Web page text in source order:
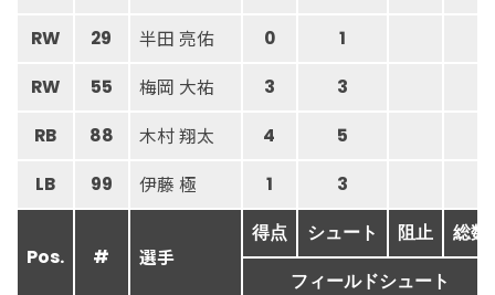
RW 29 半田 亮佑 0 1
RW 55 梅岡 大祐 3 3
RB 88 木村 翔太 4 5
LB 99 伊藤 極 1 3
Pos. # 選手
得点 シュート 阻止 総数
フィールドシュート